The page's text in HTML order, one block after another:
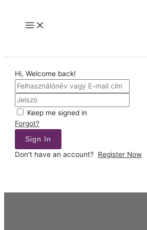
content
Main
Hi, Welcome back!
Keep me signed in
Forgot?
Sign In
Don't have an account? Register Now